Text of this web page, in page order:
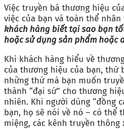
Việc truyền bá thương hiệu
việc của bạn và toàn thể nhân
khách hàng biết tại sao bạn
hoặc sử dụng sản phẩm hoặc
Khi khách hàng hiểu về
của thương hiệu của bạn, thứ
những thứ mà bạn muốn
thành “đại sứ” cho thương
nhiên. Khi người dùng “đồng
bạn, họ sẽ nói về nó – có thể
miệng, các kênh truyền thông